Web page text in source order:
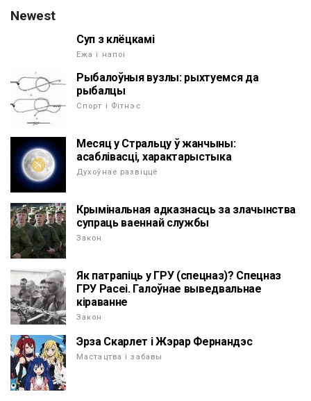
Newest
Суп з клёцкамі
Ежа і напоі
Рыбалоўныя вузлы: рыхтуемся да
рыбалцы
Спорт і Фітнэс
Месяц у Стральцу ў жанчыны:
асаблівасці, характарыстыка
Духоўнае развіццё
Крымінальная адказнасць за злачынства
супраць ваеннай службы
Закон
Як патрапіць у ГРУ (спецназ)? Спецназ
ГРУ Расеі. Галоўнае выведвальнае
кіраванне
Закон
Эрза Скарлет і Жэрар Фернандэс
Мастацтва і забавы